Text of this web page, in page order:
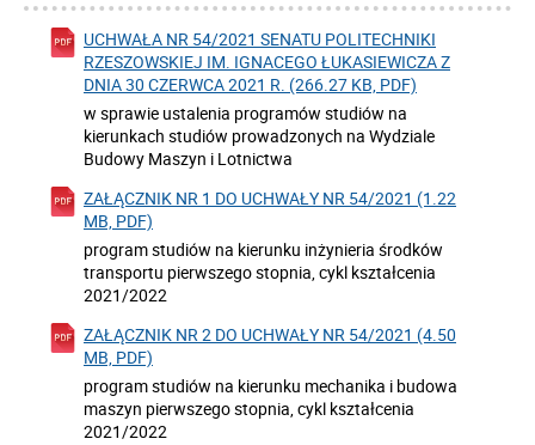
UCHWAŁA NR 54/2021 SENATU POLITECHNIKI
RZESZOWSKIEJ IM. IGNACEGO ŁUKASIEWICZA Z
DNIA 30 CZERWCA 2021 R. (266.27 KB, PDF)
w sprawie ustalenia programów studiów na
kierunkach studiów prowadzonych na Wydziale
Budowy Maszyn i Lotnictwa
ZAŁĄCZNIK NR 1 DO UCHWAŁY NR 54/2021 (1.22
MB, PDF)
program studiów na kierunku inżynieria środków
transportu pierwszego stopnia, cykl kształcenia
2021/2022
ZAŁĄCZNIK NR 2 DO UCHWAŁY NR 54/2021 (4.50
MB, PDF)
program studiów na kierunku mechanika i budowa
maszyn pierwszego stopnia, cykl kształcenia
2021/2022